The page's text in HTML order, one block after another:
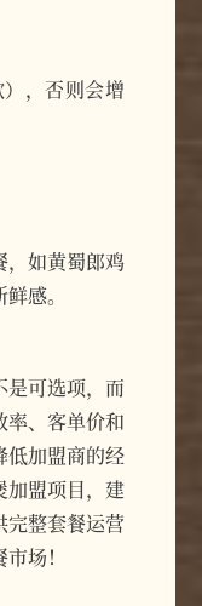
，否则会增
，如黄蜀郎鸡
感。
是可选项，而
率、客单价和
低加盟商的经
加盟项目，建
完整套餐运营
场！